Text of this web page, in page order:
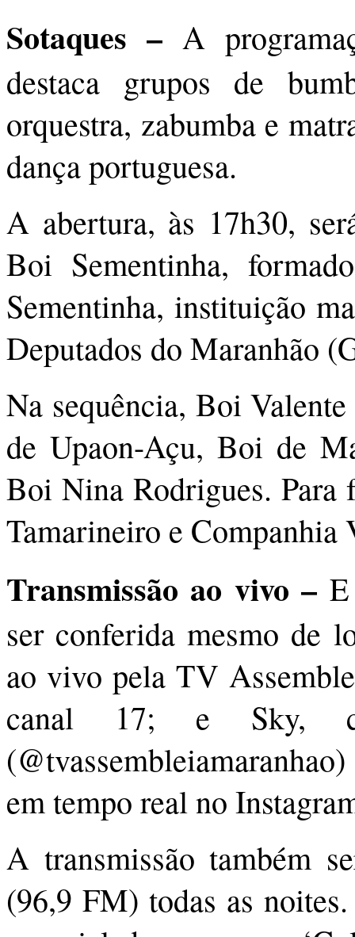
Sotaques – A
destaca grupos de
orquestra, zabumba e
dança portuguesa.
A abertura, às 17h30,
Boi Sementinha,
Sementinha, instituição
Deputados do Maranhão
Na sequência, Boi
de Upaon-Açu, Boi de
Boi Nina Rodrigues.
Tamarineiro e Companhia
Transmissão ao vivo –
ser conferida mesmo de
ao vivo pela TV
canal 17; e Sky,
em tempo real no
A transmissão também
(96,9 FM) todas as